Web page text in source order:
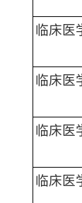
临床医
临床医
临床医
临床医